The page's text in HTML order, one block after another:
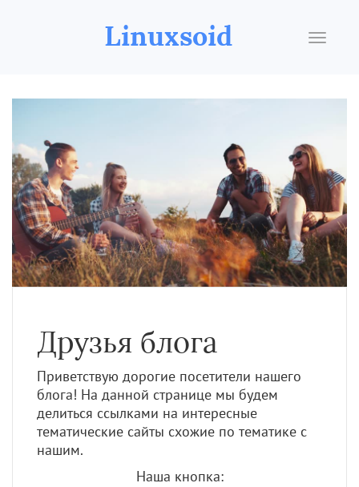
Linuxsoid
Друзья блога
Приветствую дорогие посетители нашего
блога! На данной странице мы будем
делиться ссылками на интересные
тематические сайты схожие по тематике с
нашим.
Наша кнопка: